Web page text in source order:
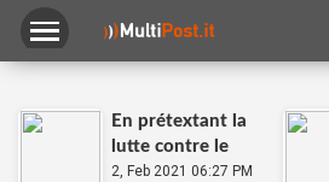
En prétextant la
lutte contre le
Covid-19,
2, Feb 2021 06:27 PM